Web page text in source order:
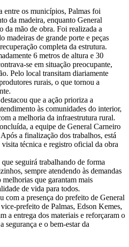
entre os municípios, Palmas foi
da madeira, enquanto General
da mão de obra. Foi realizada a
madeiras de grande porte e peças
completa da estrutura.
6 metros de altura e 30
se em situação preocupante,
Pelo local transitam diariamente
rurais, o que tornou a
que a ação prioriza a
às comunidades do interior,
a melhoria da infraestrutura rural.
a equipe de General Carneiro
a finalização dos trabalhos, está
técnica e registro oficial da obra
seguirá trabalhando de forma
sempre atendendo às demandas
que garantam mais
de vida para todos.
com a presença do prefeito de General
prefeito de Palmas, Edson Kemes,
a entrega dos materiais e reforçaram o
segurança e o bem-estar da